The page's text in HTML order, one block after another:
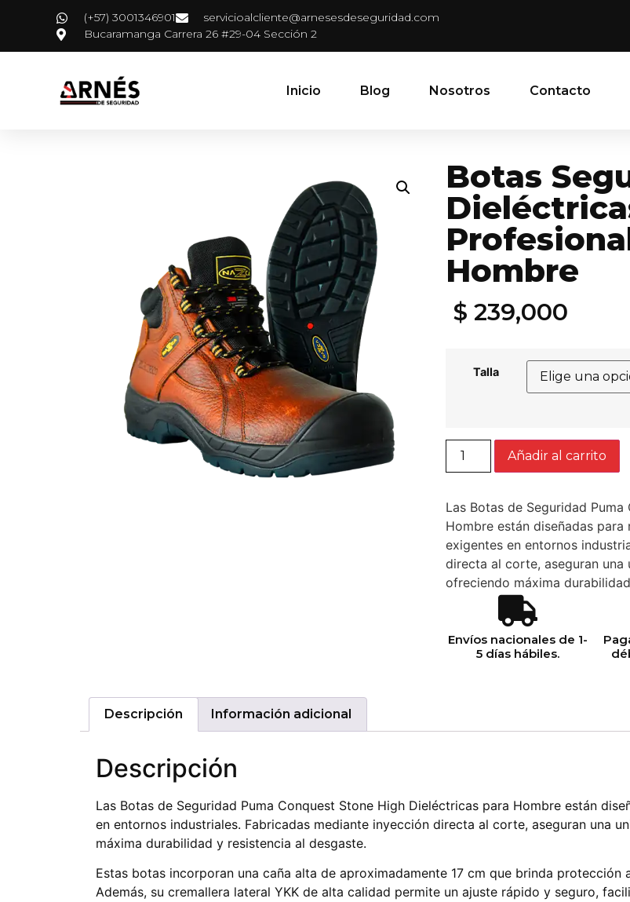
(+57) 3001346901
servicioalcliente@arnesesdeseguridad.com
Bucaramanga Carrera 26 #29-04 Sección 2
Inicio Blog Nosotros Contacto
Botas
Hombre
$ 239,000
Talla
Añadir al carrito
Las Botas de Seguridad
Hombre están diseñadas
exigentes en entornos
directa al corte, aseguran una
ofreciendo máxima
Envíos nacionales de 1-
5 días hábiles.
Descripción Información adicional
Descripción
Las Botas de Seguridad Puma Conquest Stone High Dieléctricas para Hombre están
en entornos industriales. Fabricadas mediante inyección directa al corte, aseguran una
máxima durabilidad y resistencia al desgaste.
Estas botas incorporan una caña alta de aproximadamente 17 cm que brinda
Además, su cremallera lateral YKK de alta calidad permite un ajuste rápido y seguro,